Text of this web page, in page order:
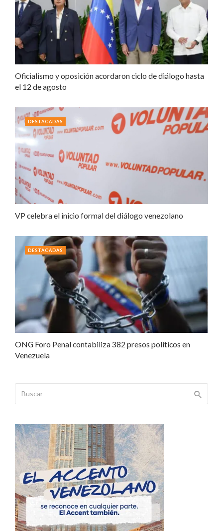
Oficialismo y oposición acordaron ciclo de diálogo hasta
el 12 de agosto
VP celebra el inicio formal del diálogo venezolano
DESTACADAS
ONG Foro Penal contabiliza 382 presos políticos en
Venezuela
DESTACADAS